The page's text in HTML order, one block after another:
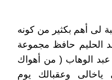
لى أهم بكثير من كونه
الحليم حافظ مجموعة
عبد الوهاب ( من أهواك
وعقبالك يوم